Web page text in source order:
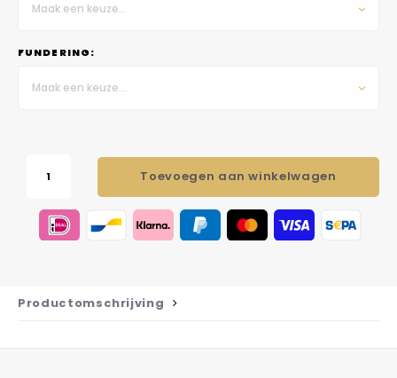
Maak een keuze...
FUNDERING:
Maak een keuze...
Toevoegen aan winkelwagen
Productomschrijving